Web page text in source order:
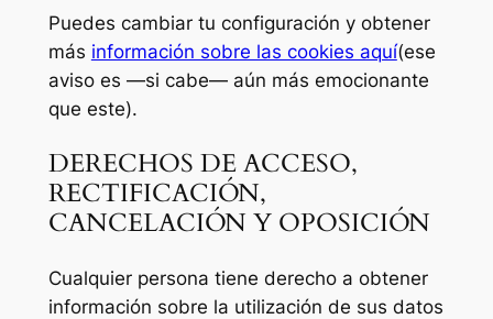
Puedes cambiar tu configuración y obtener
más información sobre las cookies aquí(ese
aviso es —si cabe— aún más emocionante
que este).
DERECHOS DE ACCESO,
RECTIFICACIÓN,
CANCELACIÓN Y OPOSICIÓN
Cualquier persona tiene derecho a obtener
información sobre la utilización de sus datos